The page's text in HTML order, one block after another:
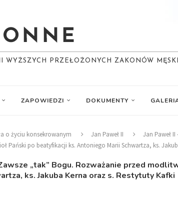
WYŻSZYCH PRZEŁOŻONYCH ZAKONÓW
ZAPOWIEDZI DOKUMENTY
o życiu konsekrowanym Jan Paweł II Jan Paweł
Pański po beatyfikacji ks. Antoniego Marii Schwartza, ks.
„tak” Bogu. Rozważanie przed
ks. Jakuba Kerna oraz s. Restytuty Kafki